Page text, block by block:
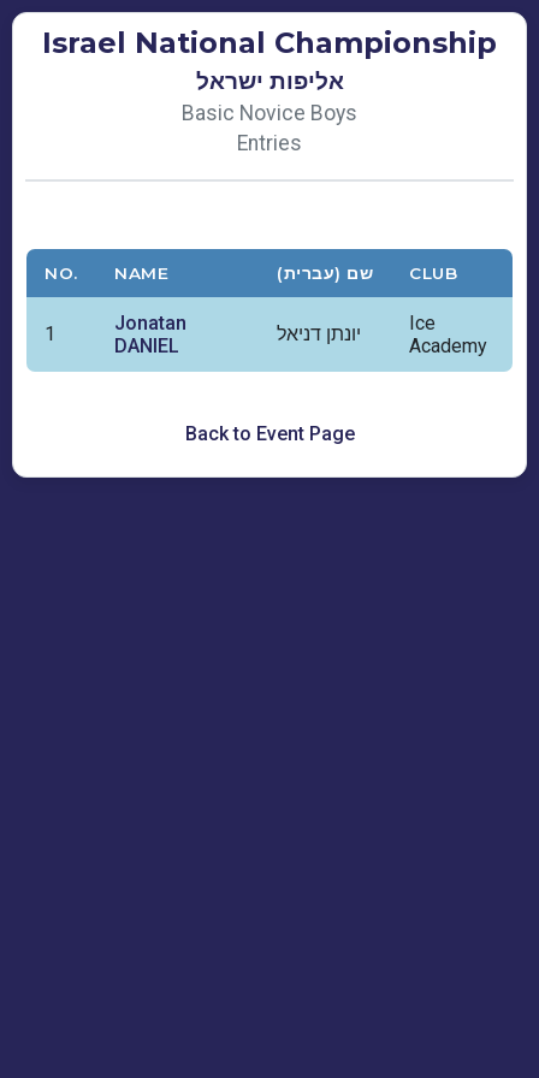
Israel National Championship
אליפות ישראל
Basic Novice Boys
Entries
NO. NAME שם (עברית) CLUB
1
Jonatan
DANIEL
יונתן דניאל
Ice
Academy
Back to Event Page